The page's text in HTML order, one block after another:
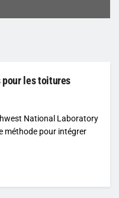
pour les toitures
National Laboratory
méthode pour intégrer